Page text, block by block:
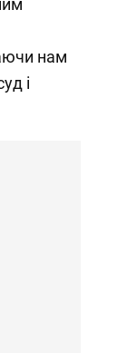
нам
і